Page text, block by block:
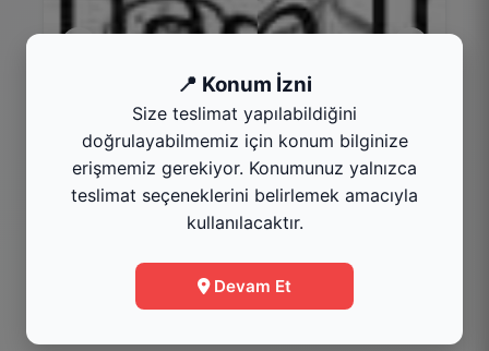
Menü
Kategoriyi Gör
Menüye Git
Bilgi
📍 Konum İzni
Size teslimat yapılabildiğini
doğrulayabilmemiz için konum bilginize
erişmemiz gerekiyor. Konumunuz yalnızca
teslimat seçeneklerini belirlemek amacıyla
kullanılacaktır.
Devam Et